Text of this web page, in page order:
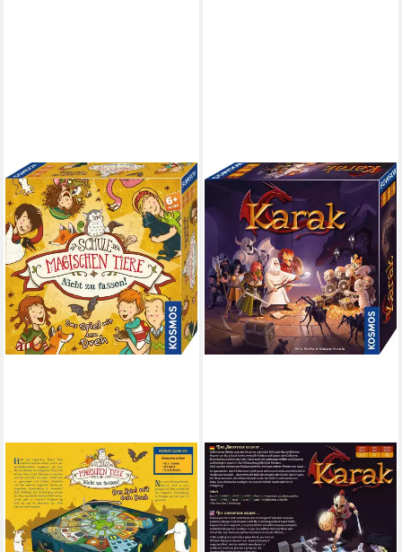
KOSMOS
Spiel Karak, Kinderspiel
(7)
ab 28,33 €
lieferbar - in 1-2 Werktagen bei dir